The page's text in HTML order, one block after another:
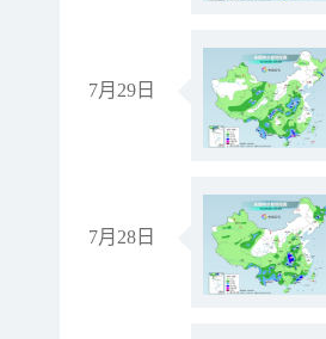
7月29日
7月28日